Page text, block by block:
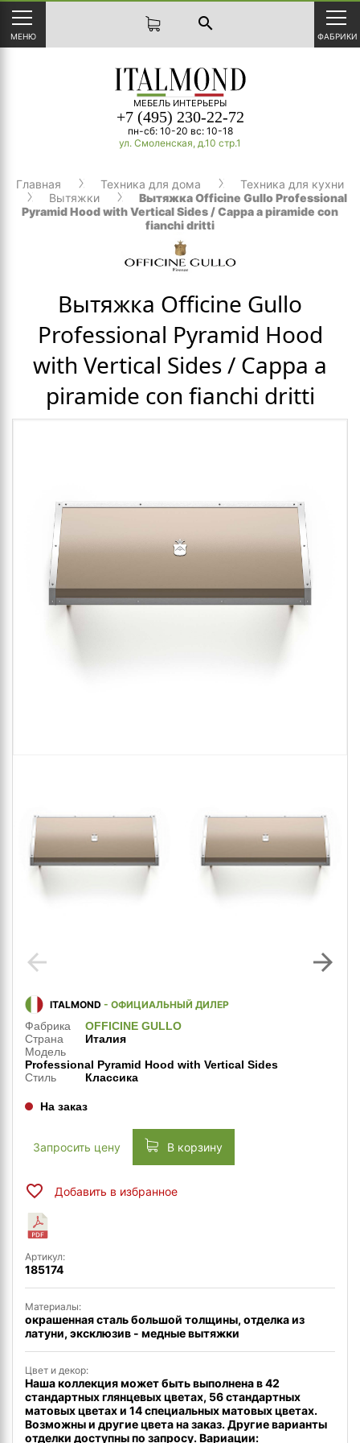
МЕНЮ
search
ФАБРИКИ
МЕБЕЛЬ ИНТЕРЬЕРЫ
+7 (495) 230-22-72
пн-сб: 10-20 вс: 10-18
ул. Смоленская, д.10 стр.1
Главная Техника для дома
Техника для кухни
Вытяжки
Вытяжка Officine Gullo Professional
Pyramid Hood with Vertical Sides / Cappa a piramide con
fianchi dritti
Вытяжка Officine Gullo
Professional Pyramid Hood
with Vertical Sides / Cappa a
piramide con fianchi dritti
arrow_back arrow_forward
ITALMOND - ОФИЦИАЛЬНЫЙ ДИЛЕР
Фабрика
OFFICINE GULLO
Страна
Италия
Модель
Professional Pyramid Hood with Vertical Sides
Стиль
Классика
На заказ
Запросить цену В корзину
Добавить в избранное
Артикул:
185174
Материалы:
окрашенная сталь большой толщины, отделка из
латуни, эксклюзив - медные вытяжки
Цвет и декор:
Наша коллекция может быть выполнена в 42
стандартных глянцевых цветах, 56 стандартных
матовых цветах и ​​14 специальных матовых цветах.
Возможны и другие цвета на заказ. Другие варианты
отделки доступны по запросу. Вариации: